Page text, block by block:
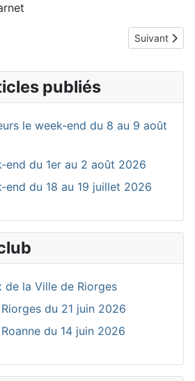
nos coureurs le week-end du 23 au
Article
Suivant
publiés
le week-end du 8 au 9 août
end du 1er au 2 août 2026
end du 18 au 19 juillet 2026
de la Ville de Riorges
du 21 juin 2026
du 14 juin 2026